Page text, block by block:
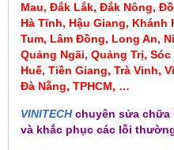
Mau, Đắk Lắk, Đắk Nông,
Hà Tĩnh, Hậu Giang, Khánh
Tum, Lâm Đồng, Long An,
Quảng Ngãi, Quảng Trị,
Huế, Tiền Giang, Trà Vinh,
Đà Nẵng, TPHCM, …
VINITECHchuyên sửa chữa
và khắc phục các lỗi